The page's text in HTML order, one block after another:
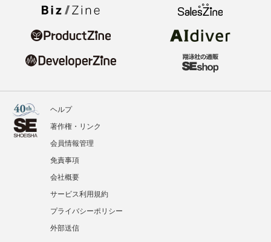
ヘルプ
著作権・リンク
会員情報管理
免責事項
会社概要
サービス利用規約
プライバシーポリシー
外部送信